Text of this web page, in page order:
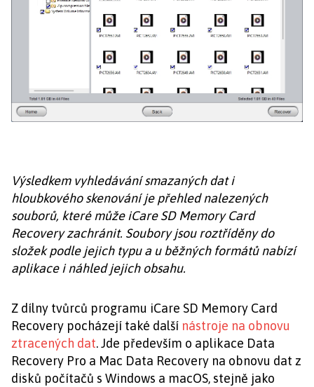
Výsledkem vyhledávání smazaných dat i
hloubkového skenování je přehled nalezených
souborů, které může iCare SD Memory Card
Recovery zachránit. Soubory jsou roztříděny do
složek podle jejich typu a u běžných formátů nabízí
aplikace i náhled jejich obsahu.
Z dílny tvůrců programu iCare SD Memory Card
Recovery pocházejí také další nástroje na obnovu
ztracených dat. Jde především o aplikace Data
Recovery Pro a Mac Data Recovery na obnovu dat z
disků počítačů s Windows a macOS, stejně jako